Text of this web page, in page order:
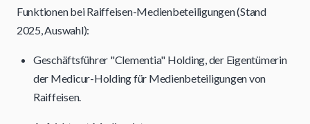
Funktionen bei Raiffeisen-Medienbeteiligungen (Stand
2025, Auswahl):
Geschäftsführer "Clementia" Holding, der Eigentümerin
der Medicur-Holding für Medienbeteiligungen von
Raiffeisen.